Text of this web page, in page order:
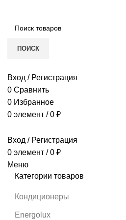
ПОИСК
Вход / Регистрация
0 Сравнить
0 Избранное
0 элемент / 0 ₽
Вход / Регистрация
0 элемент / 0 ₽
Меню
Категории товаров
Кондиционеры
Energolux